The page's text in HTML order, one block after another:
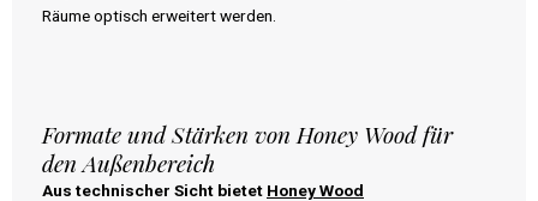
Räume optisch erweitert werden.
Formate und Stärken von Honey Wood für
den Außenbereich
Aus technischer Sicht bietet Honey Wood